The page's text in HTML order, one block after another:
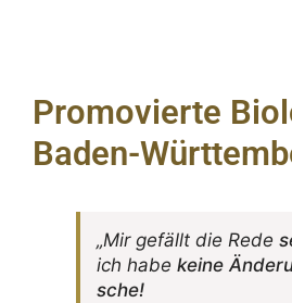
Promovierte
Baden-
„Mir gefällt die Rede
ich habe keine
sche!